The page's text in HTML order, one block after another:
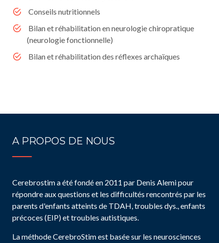
Conseils nutritionnels
Bilan et réhabilitation en neurologie chiropratique
(neurologie fonctionnelle)
Bilan et réhabilitation des réflexes archaïques
A PROPOS DE NOUS
Cerebrostim a été fondé en 2011 par Denis Alemi pour
répondre aux questions et les difficultés rencontrés par les
parents d'enfants atteints de TDAH, troubles dys., enfants
précoces (EIP) et troubles autistiques.
La méthode CerebroStim est basée sur les neurosciences